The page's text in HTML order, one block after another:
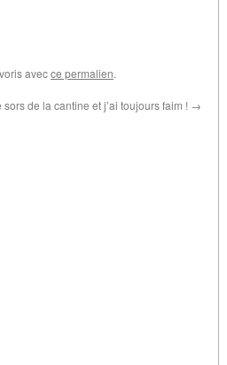
avecce permalien.
sors de la cantine et j’ai toujours faim ! →